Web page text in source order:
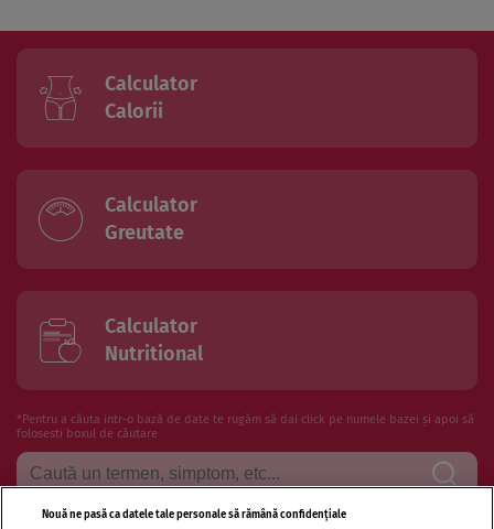
Calculator
Calorii
Calculator
Greutate
Calculator
Nutritional
*Pentru a căuta intr-o bază de date te rugăm să dai click pe numele bazei și apoi să
folosesti boxul de căutare
Nouă ne pasă ca datele tale personale să rămână confidențiale